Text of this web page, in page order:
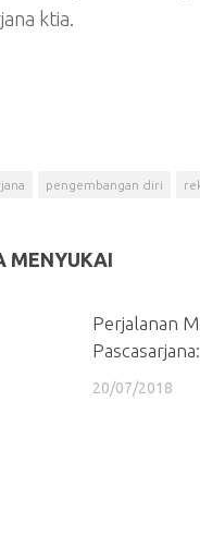
ktia.
pengembangan diri
MENYUKAI
Perjalanan
20/07/2018